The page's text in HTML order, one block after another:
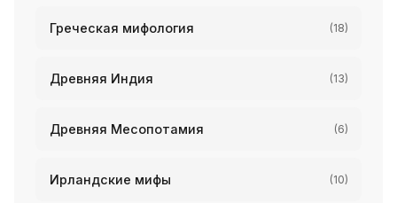
Греческая мифология (18)
Древняя Индия (13)
Древняя Месопотамия (6)
Ирландские мифы (10)